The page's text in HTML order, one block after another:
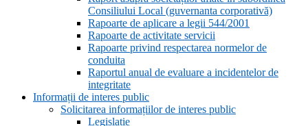
Consiliului Local (guvernanta corporativă)
Rapoarte de aplicare a legii 544/2001
Rapoarte de activitate servicii
Rapoarte privind respectarea normelor de
conduita
Raportul anual de evaluare a incidentelor de
integritate
Informații de interes public
Solicitarea informațiilor de interes public
Legislație